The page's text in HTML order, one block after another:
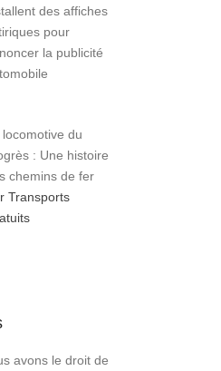
des affiches
pour
la publicité
locomotive du
: Une histoire
chemins de fer
Transports
avons le droit de